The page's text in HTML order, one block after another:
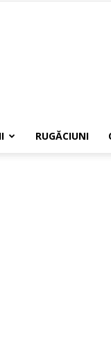
RUGĂCIUNI